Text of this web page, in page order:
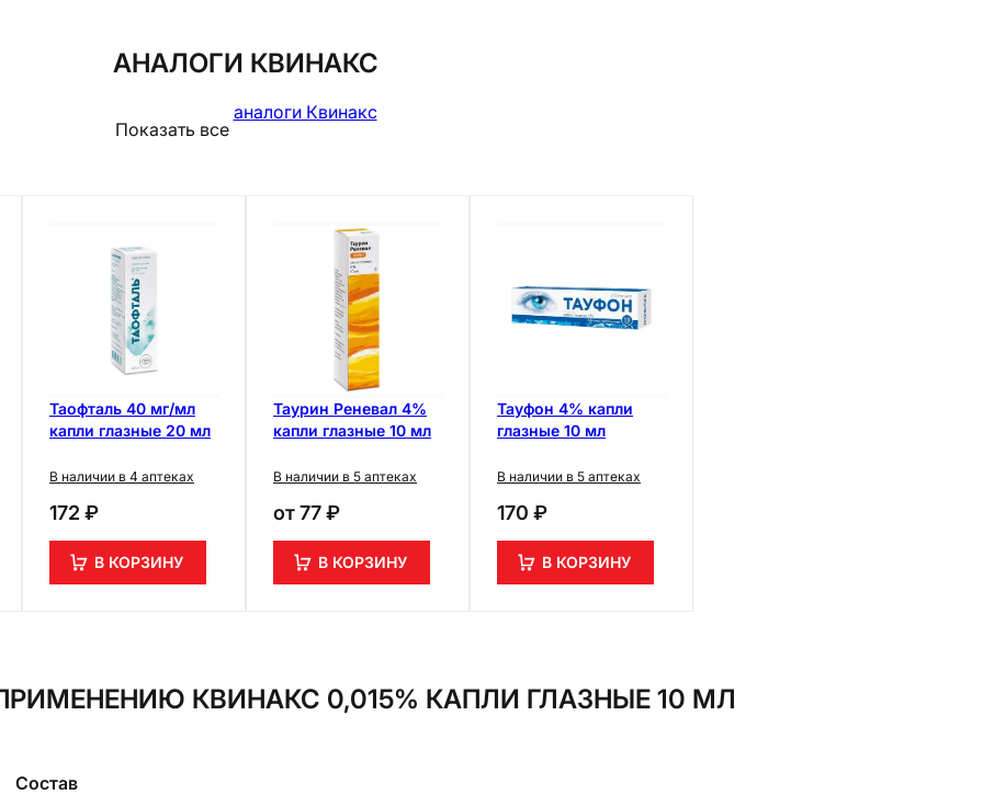
АНАЛОГИ КВИНАКС
Показать все
аналоги Квинакс
Таофталь 40 мг/мл
капли глазные 20 мл
В наличии в 4 аптеках
172 ₽
В КОРЗИНУ
Таурин Реневал 4%
капли глазные 10 мл
В наличии в 5 аптеках
от77 ₽
В КОРЗИНУ
Тауфон 4% капли
глазные 10 мл
В наличии в 5 аптеках
170 ₽
В КОРЗИНУ
КВИНАКС 0,015% КАПЛИ ГЛАЗНЫЕ 10 МЛ
Состав